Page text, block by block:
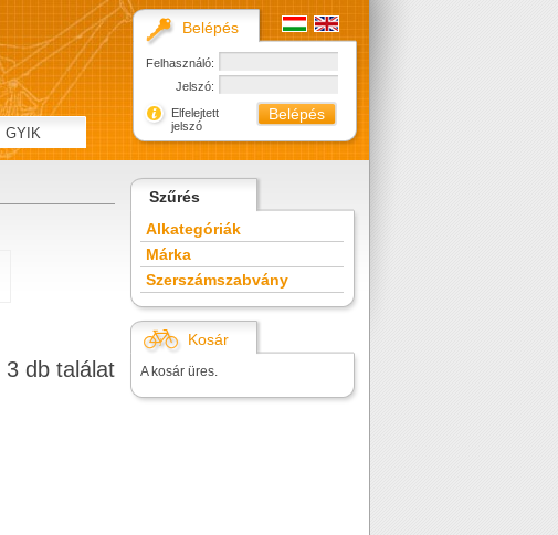
3 db találat
Szűrés
Alkategóriák
Márka
Szerszámszabvány
Kosár
A kosár üres.
Belépés
Felhasználó:
Jelszó:
Elfelejtett
jelszó
GYIK